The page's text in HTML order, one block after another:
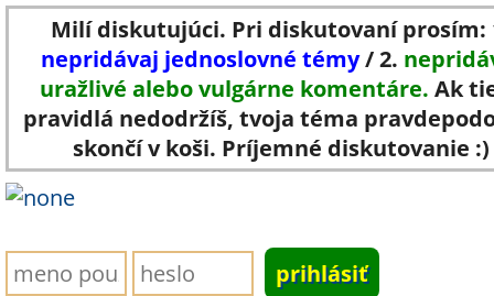
Milí diskutujúci. Pri diskutovaní prosím:
nepridávaj jednoslovné témy/ 2.
uražlivé alebo vulgárne komentáre. Ak
pravidlá nedodržíš, tvoja téma
skončí v koši. Príjemné diskutovanie :)